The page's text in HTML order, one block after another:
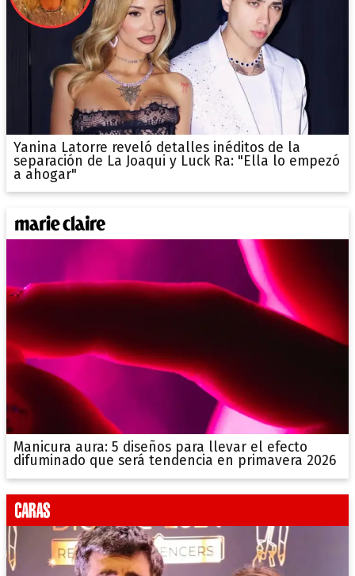
Yanina Latorre reveló detalles inéditos de la
separación de La Joaqui y Luck Ra: "Ella lo empezó
a ahogar"
Manicura aura: 5 diseños para llevar el efecto
difuminado que será tendencia en primavera 2026